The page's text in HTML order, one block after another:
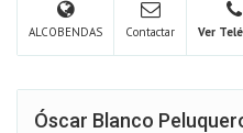
ALCOBENDAS Contactar Ver
Óscar Blanco